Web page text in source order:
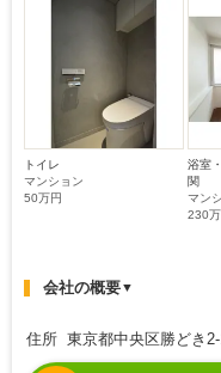
トイレ
マンション
50万円
浴室
関
マン
230
会社の概要▼
住所 東京都中央区勝どき